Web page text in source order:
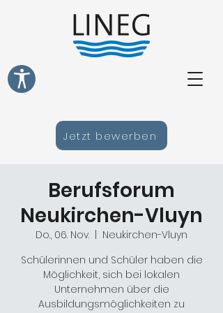
Jetzt bewerben
Berufsforum
Neukirchen-Vluyn
Do., 06. Nov.
Neukirchen-Vluyn
Schülerinnen und Schüler haben die
Möglichkeit, sich bei lokalen
Unternehmen über die
Ausbildungsmöglichkeiten zu